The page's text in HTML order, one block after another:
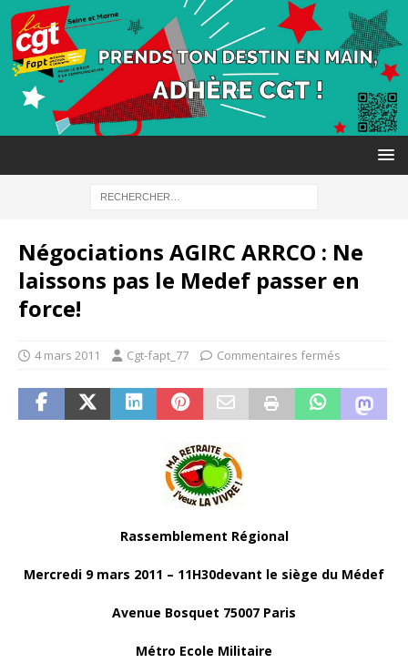
Négociations AGIRC ARRCO : Ne
laissons pas le Medef passer en
force!
4 mars 2011 Cgt-fapt_77 Commentaires fermés
Rassemblement Régional
Mercredi 9 mars 2011 – 11H30devant le siège du Médef
Avenue Bosquet 75007 Paris
Métro Ecole Militaire